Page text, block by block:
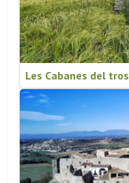
Les Cabanes del tros